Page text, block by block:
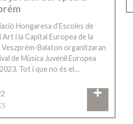
Hongaresa d’Escoles de
Art i la Capital Europea de la
Balaton organitzaran
de Música Juvenil Europea
Tot i que no és el…